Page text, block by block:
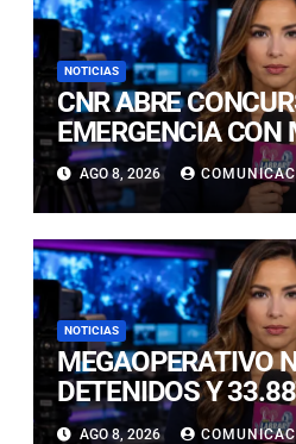
NOTICIAS
CNR ABRE
EMERGENCIA
MILLONES PARA
OBRAS DE RIEGO
LOS TEMPORALES
AGO 8, 2026
NOTICIAS
MEGAOPERATIVO
DETENIDOS Y
EN LAS PRIMERAS
AGO 8, 2026